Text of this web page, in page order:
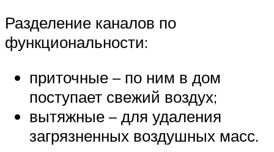
Разделение каналов по
функциональности:
приточные – по ним в дом
поступает свежий воздух;
вытяжные – для удаления
загрязненных воздушных масс.